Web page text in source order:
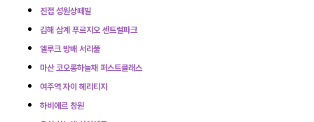
진접 성원상떼빌
김해 삼계 푸르지오 센트럴파크
엘루크 방배 서리풀
마산 코오롱하늘채 퍼스트클래스
여주역 자이 헤리티지
하비에르 창원